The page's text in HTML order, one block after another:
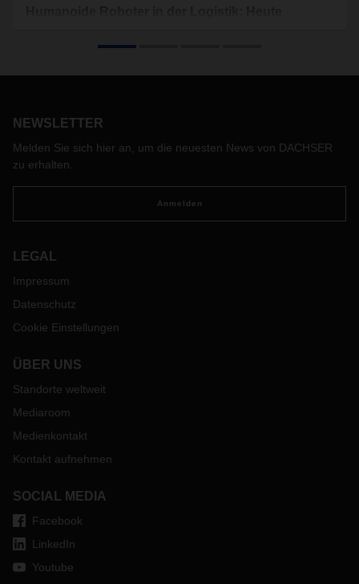
NEWSLETTER
Melden Sie sich hier an, um die neuesten News von DACHSER
zu erhalten.
Anmelden
LEGAL
Impressum
Datenschutz
Cookie Einstellungen
ÜBER UNS
Standorte weltweit
Mediaroom
Medienkontakt
Kontakt aufnehmen
SOCIAL MEDIA
Facebook
LinkedIn
Youtube